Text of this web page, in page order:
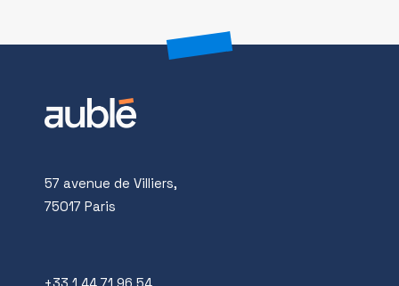
57 avenue de Villiers,
75017 Paris